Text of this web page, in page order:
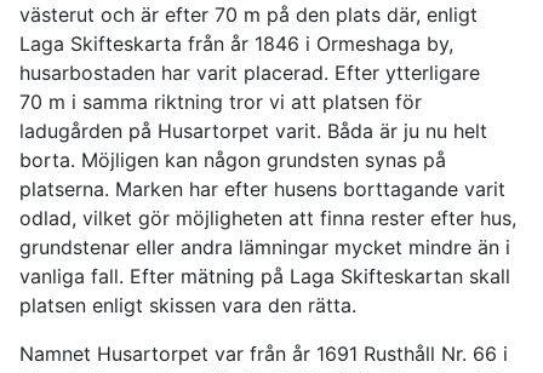
västerut och är efter 70 m på den plats där, enligt
Laga Skifteskarta från år 1846 i Ormeshaga by,
husarbostaden har varit placerad. Efter ytterligare
70 m i samma riktning tror vi att platsen för
ladugården på Husartorpet varit. Båda är ju nu helt
borta. Möjligen kan någon grundsten synas på
platserna. Marken har efter husens borttagande varit
odlad, vilket gör möjligheten att finna rester efter hus,
grundstenar eller andra lämningar mycket mindre än i
vanliga fall. Efter mätning på Laga Skifteskartan skall
platsen enligt skissen vara den rätta.
Namnet Husartorpet var från år 1691 Rusthåll Nr. 66 i